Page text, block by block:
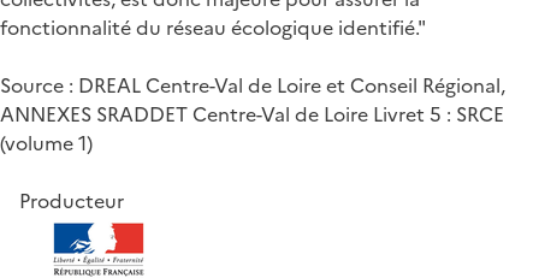
fonctionnalité du réseau écologique identifié."
Source : DREAL Centre-Val de Loire et Conseil Régional,
ANNEXES SRADDET Centre-Val de Loire Livret 5 : SRCE
(volume 1)
Producteur